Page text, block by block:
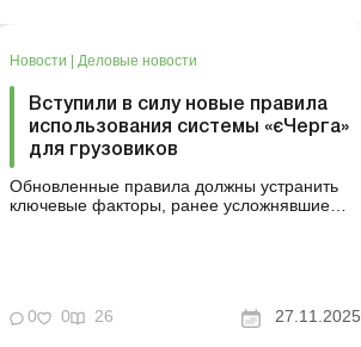
Новости Деловые новости
Вступили в силу новые правила
использования системы «єЧерга»
для грузовиков
Обновленные правила должны устранить
ключевые факторы, ранее усложнявшие
лист грузового автомо...
0 0 26 27.11.2025